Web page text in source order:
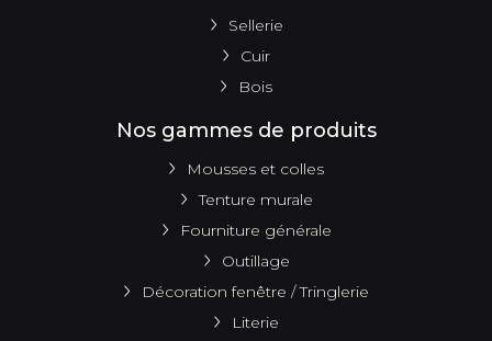
Sellerie
Cuir
Bois
Nos gammes de produits
Mousses et colles
Tenture murale
Fourniture générale
Outillage
Décoration fenêtre / Tringlerie
Literie